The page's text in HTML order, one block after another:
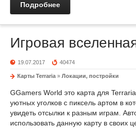
Подробнее
Игровая
19.07.2017 40474
Карты Terraria » Локации, постройки
GGamers World это карта для
уютных уголков с пиксель артом в
увидеть отсылки к разным играм.
использовать данную карту в своих